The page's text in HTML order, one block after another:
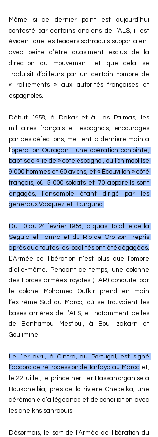
Même si ce dernier point est aujourd’hui
contesté par certains anciens de l’ALS, il est
évident que les leaders sahraouis supportaient
avec peine d’être quasiment exclus de la
direction du mouvement et que cela se
traduisit d’ailleurs par un certain nombre de
« ralliements » aux autorités françaises et
espagnoles.
Début 1958, à Dakar et à Las Palmas, les
militaires français et espagnols, encouragés
par ces défections, mettent la dernière main à
l’opération Ouragan : une opération conjointe,
baptisée « Teide » côté espagnol, où l’on mobilise
9 000 hommes et 60 avions, et « Écouvillon » côté
français, où 5 000 soldats et 70 appareils sont
engagés, l’ensemble étant dirigé par les
généraux Vasquez et Bourgund.
Du 10 au 24 février 1958, la quasi-totalité de la
Seguia el-Hamra et du Rio de Oro sont repris
après que toutes les localités ont été dégagées.
L’Armée de libération n’est plus que l’ombre
d’elle-même. Pendant ce temps, une colonne
des Forces armées royales (FAR) conduite par
le colonel Mohamed Oufkir prend en main
l’extrême Sud du Maroc, où se trouvaient les
bases arrières de l’ALS, et notamment celles
de Benhamou Mesfioui, à Bou Izakarn et
Goulimine.
Le 1er avril, à Cintra, au Portugal, est signé
l’accord de rétrocession de Tarfaya au Maroc et,
le 22 juillet, le prince héritier Hassan organise à
Boukcheibia, près de la rivière Chebeika, une
cérémonie d’allégeance et de conciliation avec
les cheikhs sahraouis.
Désormais, le sort de l’Armée de libération du